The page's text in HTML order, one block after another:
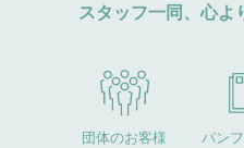
スタッフ一同、心よ
団体のお客様 パン